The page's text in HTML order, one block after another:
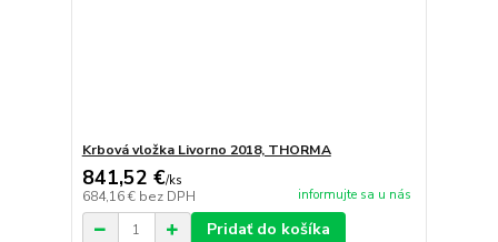
Krbová vložka Livorno 2018, THORMA
841,52 €/ks
684,16 € bez DPH informujte sa u nás
Pridať do košíka